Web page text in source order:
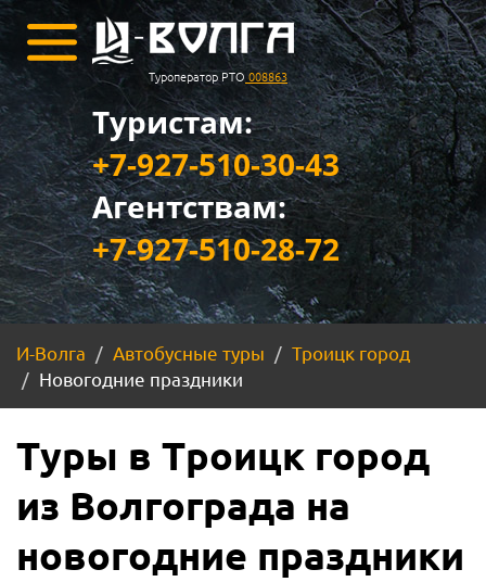
Туроператор РТО 008863
Туристам:
+7-927-510-30-43
Агентствам:
+7-927-510-28-72
И-Волга Автобусные туры
Троицк город
Новогодние праздники
Туры в Троицк город
из Волгограда на
новогодние праздники